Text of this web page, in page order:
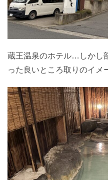
蔵王温泉のホテル…しかし
った良いところ取りのイメ